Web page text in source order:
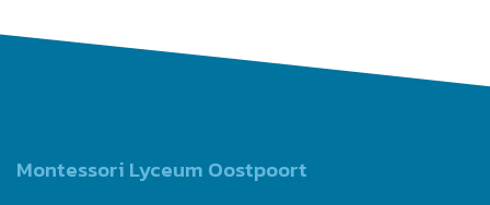
Montessori Lyceum Oostpoort